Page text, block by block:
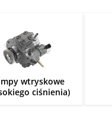
wtryskowe
ciśnienia)